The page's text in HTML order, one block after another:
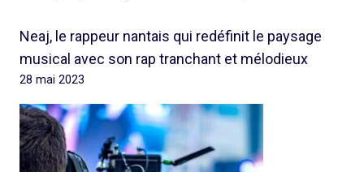
Neaj, le rappeur nantais qui redéfinit le paysage
musical avec son rap tranchant et mélodieux
28 mai 2023